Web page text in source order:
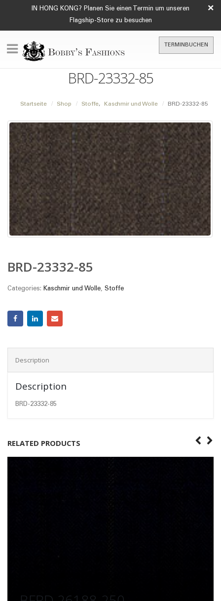
IN HONG KONG? Planen Sie einen Termin um unseren
Flagship-Store zu besuchen
×
TERMINBUCHEN
BRD-23332-85
Startseite Shop Stoffe, Kaschmir und Wolle BRD-23332-85
BRD-23332-85
Categories: Kaschmir und Wolle, Stoffe
Description
Description
BRD-23332-85
RELATED PRODUCTS